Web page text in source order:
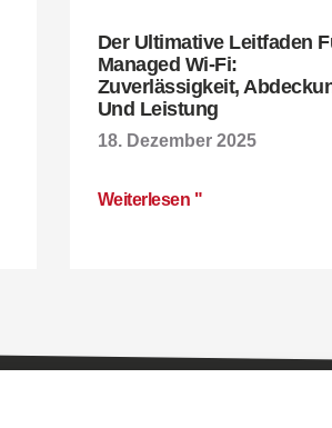
Der Ultimative Leitfaden
Managed Wi-Fi:
Zuverlässigkeit,
Und Leistung
18. Dezember 2025
Weiterlesen "